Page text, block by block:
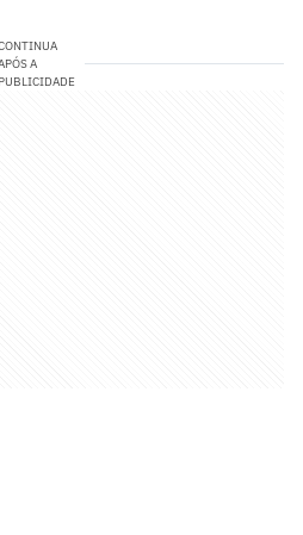
A
PUBLICIDADE